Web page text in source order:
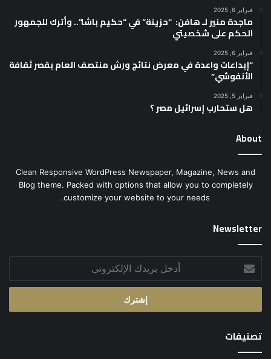
فبراير 6, 2025
ماجدة منير لـ هافن: “حزينة” في “حكيم باشا”.. وأترك للجمهور
الحكم على شخصيتي
فبراير 6, 2025
“إبداعات واعدة في معرض نتائج ورش منتصف العام بقصر ثقافة
الأنفوشي”
فبراير 5, 2025
هل ستحارب إسرائيل مصر ؟
About
Clean Responsive WordPress Newspaper, Magazine, News and
Blog theme. Packed with options that allow you to completely
customize your website to your needs.
Newsletter
أدخل
بريدك
الإلكتروني
تصنيفات